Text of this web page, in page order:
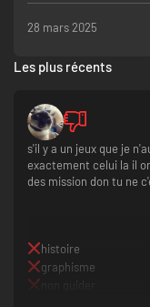
28 mars 2025
Les plus récents
s'il y a un jeux que je
exactement celui la il
des mission don tu ne
histoire
graphisme